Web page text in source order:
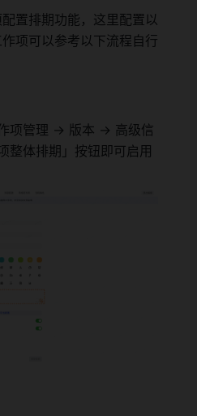
置排期功能，这里配置以
项可以参考以下流程自行
项管理 → 版本 → 高级信
整体排期」按钮即可启用